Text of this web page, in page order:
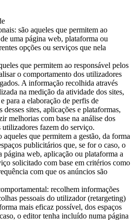
são aqueles que permitem ao
uma página web, plataforma ou
opções ou serviços que nela
que permitem ao responsável pelos
o comportamento dos utilizadores
A informação recolhida através
na medição da atividade dos sites,
para a elaboração de perfis de
sites, aplicações e plataformas,
melhorias com base na análise dos
fazem do serviço.
que permitem a gestão, da forma
publicitários que, se for o caso, o
web, aplicação ou plataforma a
solicitado com base em critérios como
com que os anúncios são
recolhem informações
pessoais do utilizador (retargeting)
mais eficaz possível, dos espaços
o editor tenha incluído numa página